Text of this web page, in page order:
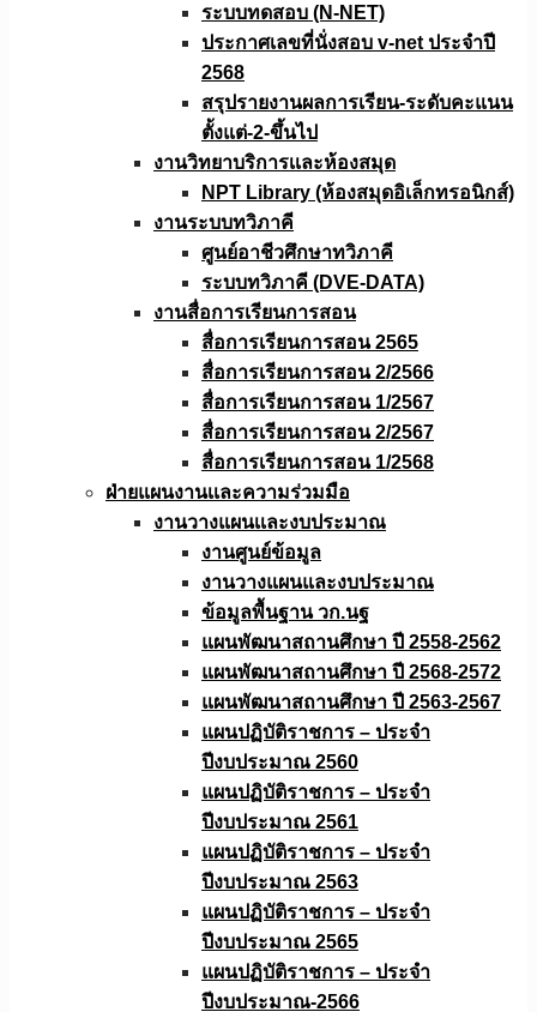
ระบบทดสอบ (N-NET)
ประกาศเลขที่นั่งสอบ v-net ประจำปี
2568
สรุปรายงานผลการเรียน-ระดับคะแนน
ตั้งแต่-2-ขึ้นไป
งานวิทยาบริการเเละห้องสมุด
NPT Library (ห้องสมุดอิเล็กทรอนิกส์)
งานระบบทวิภาคี
ศูนย์อาชีวศึกษาทวิภาคี
ระบบทวิภาคี (DVE-DATA)
งานสื่อการเรียนการสอน
สื่อการเรียนการสอน 2565
สื่อการเรียนการสอน 2/2566
สื่อการเรียนการสอน 1/2567
สื่อการเรียนการสอน 2/2567
สื่อการเรียนการสอน 1/2568
ฝ่ายแผนงานเเละความร่วมมือ
งานวางแผนเเละงบประมาณ
งานศูนย์ข้อมูล
งานวางแผนและงบประมาณ
ข้อมูลพื้นฐาน วก.นฐ
แผนพัฒนาสถานศึกษา ปี 2558-2562
แผนพัฒนาสถานศึกษา ปี 2568-2572
แผนพัฒนาสถานศึกษา ปี 2563-2567
แผนปฏิบัติราชการ – ประจำ
ปีงบประมาณ 2560
แผนปฏิบัติราชการ – ประจำ
ปีงบประมาณ 2561
แผนปฏิบัติราชการ – ประจำ
ปีงบประมาณ 2563
แผนปฏิบัติราชการ – ประจำ
ปีงบประมาณ 2565
แผนปฏิบัติราชการ – ประจำ
ปีงบประมาณ-2566